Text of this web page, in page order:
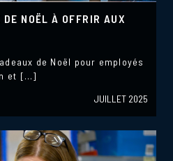
NOËL À OFFRIR AUX
de Noël pour employés
et […]
JUILLET 2025